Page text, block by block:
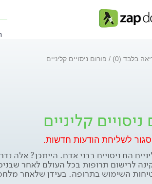
בלבד (0) פורום ניסויים קליניים
ניסויים קליניים
סגור לשליחת הודעות חדשות.
הם ניסויים בבני אדם. הייתכן? אלה
לרישום תרופות בכל העולם לאחר
השימוש בתרופה. בעידן שלאחר